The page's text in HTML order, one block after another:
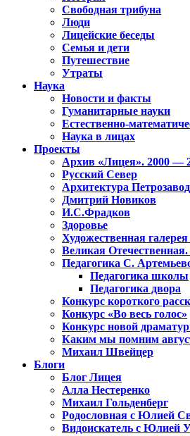
Свободная трибуна
Люди
Лицейские беседы
Семья и дети
Путешествие
Утраты
Наука
Новости и факты
Гуманитарные науки
Естественно-
Наука в лицах
Проекты
Архив «Лицея». 2000 —
Русский Север
Архитектура
Дмитрий Новиков
И.С.Фрадков
Здоровье
Художественная
Великая
Педагогика С.
Педагогика школы
Педагогика двора
Конкурс короткого
Конкурс «Во весь голос»
Конкурс новой
Каким мы помним
Михаил Швейцер
Блоги
Блог Лицея
Алла Нестеренко
Михаил Гольденберг
Родословная с Юлией
Видоискатель с Юлией